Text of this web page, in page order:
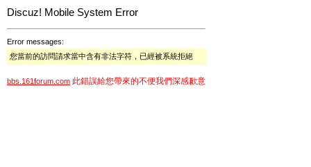
Discuz! Mobile System Error
Error messages:
您當前的訪問請求當中含有非法字符，已經被系統拒絕
bbs.161forum.com 此錯誤給您帶來的不便我們深感歉意